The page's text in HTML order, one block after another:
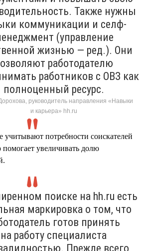
Также нужны
коммуникации и селф-
(управление
жизнью — ред.). Они
работодателю
работников с ОВЗ как
полноценный ресурс.
руководитель направления «Навыки
и карьера» hh.ru
учитывают потребности соискателей
увеличивать долю
поиске на hh.ru есть
маркировка о том, что
готов принять
на работу специалиста
Прежде всего